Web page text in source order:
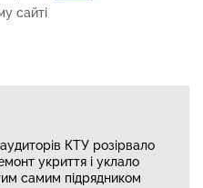
сайті
КТУ розірвало
укриття і уклало
самим підрядником